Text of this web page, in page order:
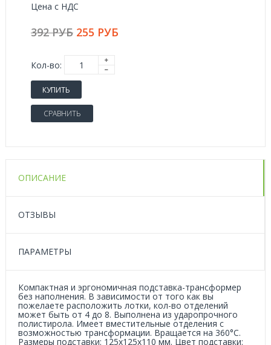
Цена с НДС
392 РУБ 255 РУБ
Кол-во:
КУПИТЬ
СРАВНИТЬ
ОПИСАНИЕ
ОТЗЫВЫ
ПАРАМЕТРЫ
Компактная и эргономичная подставка-трансформер
без наполнения. В зависимости от того как вы
пожелаете расположить лотки, кол-во отделений
может быть от 4 до 8. Выполнена из ударопрочного
полистирола. Имеет вместительные отделения с
возможностью трансформации. Вращается на 360°C.
Размеры подставки: 125x125x110 мм. Цвет подставки: